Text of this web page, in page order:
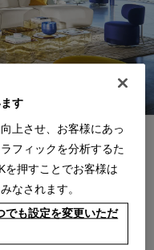
をデザインし続けてきた
ンドとして知られていま
ナは、教会の木製チェア
どを手掛け、技術力を確
す
上させ、お客様にあっ
フィックを分析するた
を押すことでお客様は
なされます。
でも設定を変更いただ